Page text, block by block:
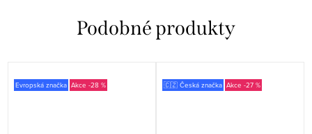
Evropská značka -28 % 🇨🇿 Česká značka -27 %